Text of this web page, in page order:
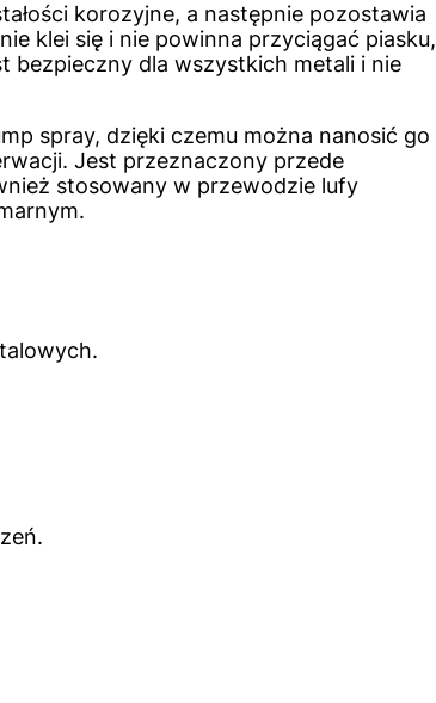
korozyjne, a następnie pozostawia
klei się i nie powinna przyciągać piasku,
bezpieczny dla wszystkich metali i nie
spray, dzięki czemu można nanosić go
Jest przeznaczony przede
stosowany w przewodzie lufy